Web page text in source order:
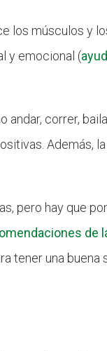
los músculos y
y emocional (
correr,
Además,
pero hay que
de
tener una